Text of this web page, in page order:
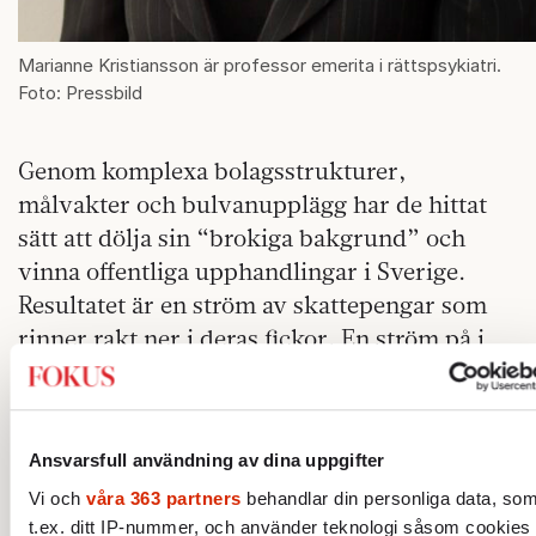
Ansvarsfull användning av dina uppgifter
Vi och våra 363 partners behandlar din personliga data,
t.ex. ditt IP-nummer, och använder teknologi såsom cookies
Marianne Kristiansson är professor emerita i rättspsykiatri.
Foto: Pressbild
Genom komplexa bolagsstrukturer,
målvakter och bulvanupplägg har de hittat
sätt att dölja sin “brokiga bakgrund” och
vinna offentliga upphandlingar i Sverige.
Resultatet är en ström av skattepengar som
rinner rakt ner i deras fickor. En ström på i
storleksordningen 120 till 150 miljarder
kronor årligen (EBM Lägesbild 2025).
Seriösa företag kan inte